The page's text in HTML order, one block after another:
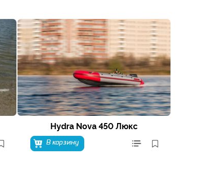
Hydra Nova 450 Люкс
В корзину